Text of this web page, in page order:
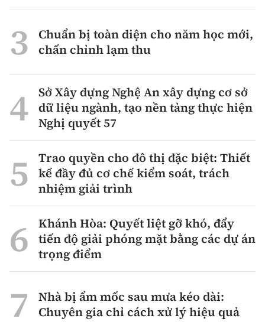
Chuẩn bị toàn diện cho năm học mới,
chấn chỉnh lạm thu
Sở Xây dựng Nghệ An xây dựng cơ sở
dữ liệu ngành, tạo nền tảng thực hiện
Nghị quyết 57
Trao quyền cho đô thị đặc biệt: Thiết
kế đầy đủ cơ chế kiểm soát, trách
nhiệm giải trình
Khánh Hòa: Quyết liệt gỡ khó, đẩy
tiến độ giải phóng mặt bằng các dự án
trọng điểm
Nhà bị ẩm mốc sau mưa kéo dài:
Chuyên gia chỉ cách xử lý hiệu quả